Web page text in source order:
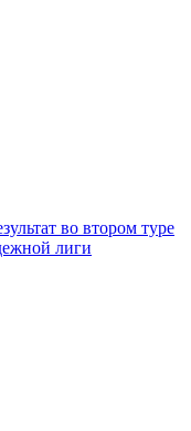
во втором туре
лиги